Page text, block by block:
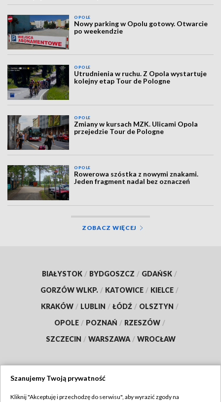
OPOLE
Nowy parking w Opolu gotowy. Otwarcie
po weekendzie
OPOLE
Utrudnienia w ruchu. Z Opola wystartuje
kolejny etap Tour de Pologne
OPOLE
Zmiany w kursach MZK. Ulicami Opola
przejedzie Tour de Pologne
OPOLE
Rowerowa szóstka z nowymi znakami.
Jeden fragment nadal bez oznaczeń
ZOBACZ WIĘCEJ
BIAŁYSTOK / BYDGOSZCZ / GDAŃSK /
GORZÓW WLKP. / KATOWICE / KIELCE /
KRAKÓW / LUBLIN / ŁÓDŹ / OLSZTYN /
OPOLE / POZNAŃ / RZESZÓW /
SZCZECIN / WARSZAWA / WROCŁAW
Szanujemy Twoją prywatność
Kliknij "Akceptuję i przechodzę do serwisu", aby wyrazić zgody na